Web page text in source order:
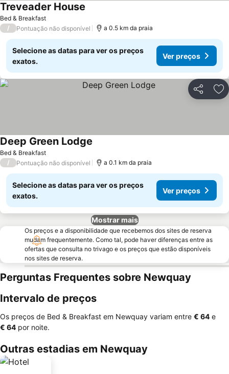
Bed & Breakfast
Treveader House
/ Pontuação não disponível a 0.5 km da praia
Selecione as datas para ver os preços
exatos.
Ver preços
Partilhar
Bed & Breakfast
Deep Green Lodge
/ Pontuação não disponível a 0.1 km da praia
Selecione as datas para ver os preços
exatos.
Ver preços
Mostrar mais
Os preços e a disponibilidade que recebemos dos sites de reserva
mudam frequentemente. Como tal, pode haver diferenças entre as
ofertas que consulta no trivago e os preços que estão disponíveis
nos sites de reserva.
Perguntas Frequentes sobre Newquay
Intervalo de preços
Os preços de Bed & Breakfast em Newquay variam entre ‎€ 64 e
‎€ 64 por noite.
Outras estadias em Newquay